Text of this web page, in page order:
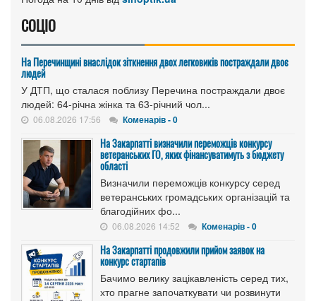
СОЦІО
На Перечинщині внаслідок зіткнення двох легковиків постраждали двоє
людей
У ДТП, що сталася поблизу Перечина постраждали двоє
людей: 64-річна жінка та 63-річний чол...
06.08.2026 17:56 Коменарів - 0
На Закарпатті визначили переможців конкурсу
ветеранських ГО, яких фінансуватимуть з бюджету
області
Визначили переможців конкурсу серед
ветеранських громадських організацій та
благодійних фо...
06.08.2026 14:52 Коменарів - 0
На Закарпатті продовжили прийом заявок на
конкурс стартапів
Бачимо велику зацікавленість серед тих,
хто прагне започаткувати чи розвинути